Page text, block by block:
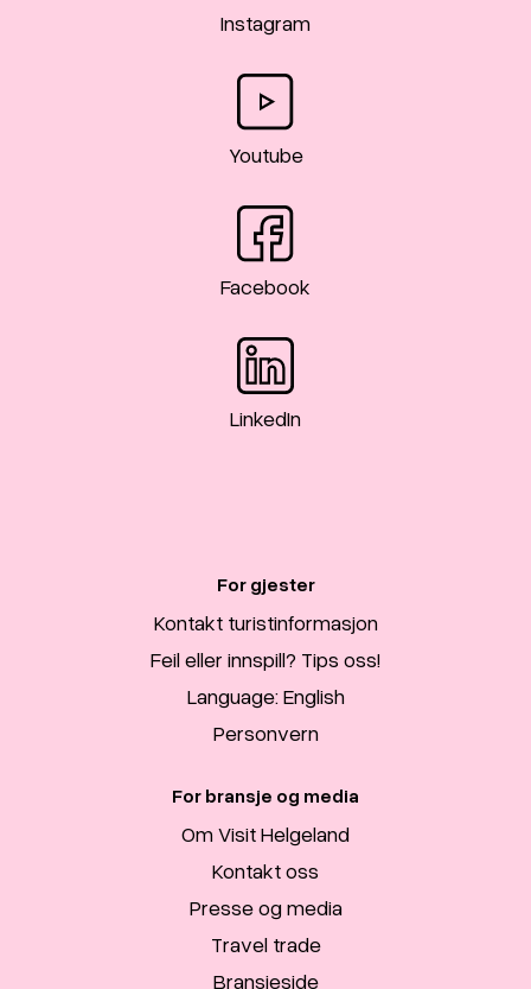
Instagram
Youtube
Facebook
LinkedIn
For gjester
Kontakt turistinformasjon
Feil eller innspill? Tips oss!
Language: English
Personvern
For bransje og media
Om Visit Helgeland
Kontakt oss
Presse og media
Travel trade
Bransjeside